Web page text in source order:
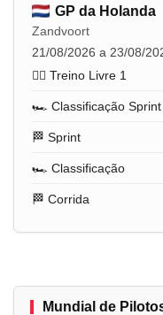
GP da Holanda
Zandvoort
21/08/2026 a 23/08/
🏋️‍♂️ Treino Livre 1
🏎️ Classificação Sprint
🏁 Sprint
🏎️ Classificação
🏁 Corrida
Mundial de